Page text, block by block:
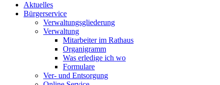
Aktuelles
Bürgerservice
Verwaltungsgliederung
Verwaltung
Mitarbeiter im Rathaus
Organigramm
Was erledige ich wo
Formulare
Ver- und Entsorgung